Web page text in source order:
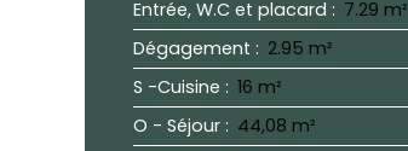
Entrée, W.C et placard : 7.29 m²
Dégagement : 2.95 m²
S -Cuisine : 16 m²
O - Séjour : 44,08 m²